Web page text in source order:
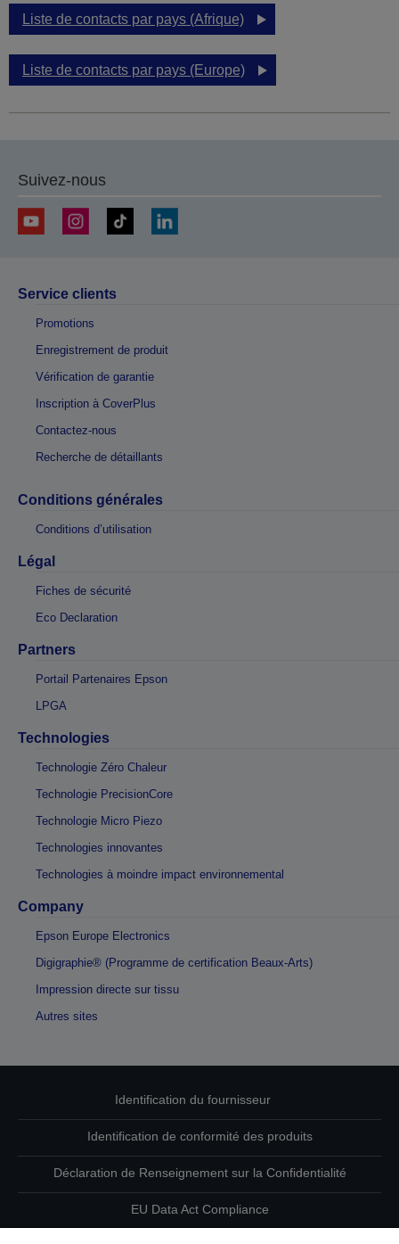
Liste de contacts par pays (Afrique)
Liste de contacts par pays (Europe)
Suivez-nous
Service clients
Promotions
Enregistrement de produit
Vérification de garantie
Inscription à CoverPlus
Contactez-nous
Recherche de détaillants
Conditions générales
Conditions d’utilisation
Légal
Fiches de sécurité
Eco Declaration
Partners
Portail Partenaires Epson
LPGA
Technologies
Technologie Zéro Chaleur
Technologie PrecisionCore
Technologie Micro Piezo
Technologies innovantes
Technologies à moindre impact environnemental
Company
Epson Europe Electronics
Digigraphie® (Programme de certification Beaux-Arts)
Impression directe sur tissu
Autres sites
Identification du fournisseur
Identification de conformité des produits
Déclaration de Renseignement sur la Confidentialité
EU Data Act Compliance